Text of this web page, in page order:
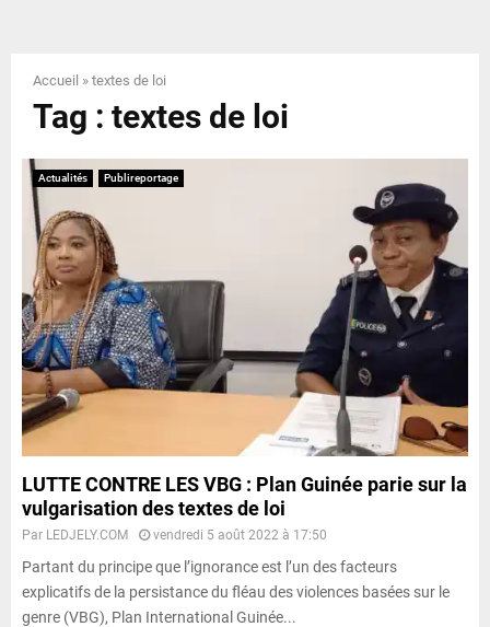
N
U
Accueil » textes de loi
Tag : textes de loi
Actualités Publireportage
LUTTE CONTRE LES VBG : Plan Guinée parie sur la
vulgarisation des textes de loi
Par LEDJELY.COM vendredi 5 août 2022 à 17:50
Partant du principe que l’ignorance est l’un des facteurs
explicatifs de la persistance du fléau des violences basées sur le
genre (VBG), Plan International Guinée...